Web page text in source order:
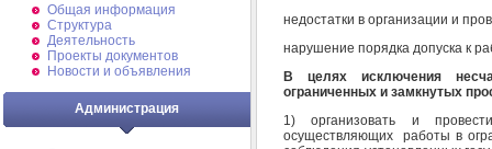
Общая информация
Структура
Деятельность
Проекты документов
Новости и объявления
Администрация
недостатки в организации и
нарушение порядка допуска к
В целях исключения
ограниченных и замкнутых
1) организовать и
осуществляющих работы в